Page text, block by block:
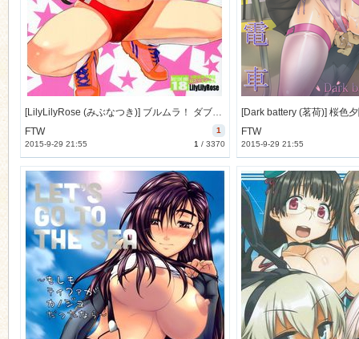
[LilyLilyRose (みぶなつき)] ブルムラ！ ダブルピース (THE IDOLM@STER) [16M]
1
FTW
1 / 3370
2015-9-29 21:55
[Dark battery (茗荷)] 桜色
FTW
2015-9-29 21:55